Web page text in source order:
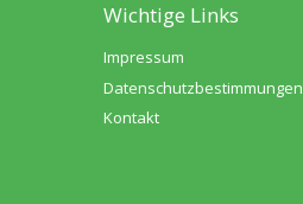
Wichtige Links
Impressum
Datenschutzbestimmungen
Kontakt